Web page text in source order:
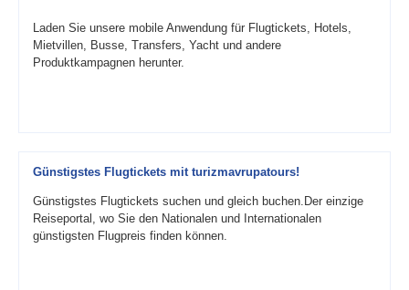
Laden Sie unsere mobile Anwendung für Flugtickets, Hotels,
Mietvillen, Busse, Transfers, Yacht und andere
Produktkampagnen herunter.
Günstigstes Flugtickets mit turizmavrupatours!
Günstigstes Flugtickets suchen und gleich buchen.Der einzige
Reiseportal, wo Sie den Nationalen und Internationalen
günstigsten Flugpreis finden können.